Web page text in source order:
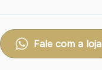
Fale com a loja